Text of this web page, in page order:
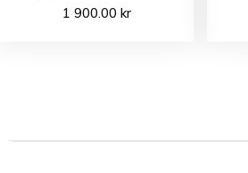
1 900.00 kr